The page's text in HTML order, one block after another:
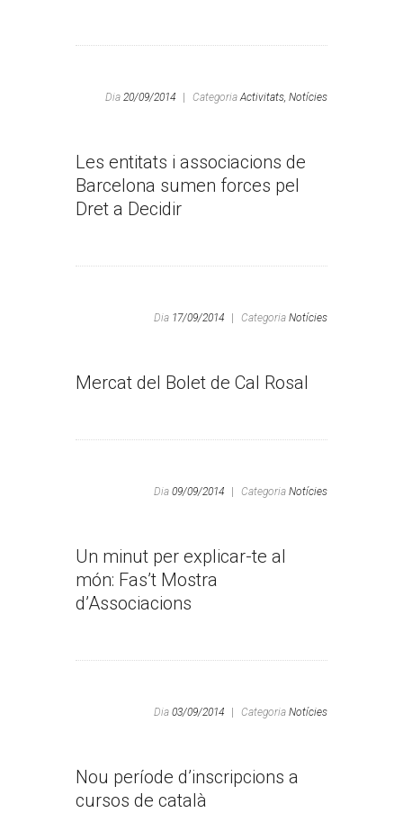
Dia 20/09/2014 CategoriaActivitats, Notícies
Les entitats i associacions de
Barcelona sumen forces pel
Dret a Decidir
Dia 17/09/2014 Categoria Notícies
Mercat del Bolet de Cal Rosal
Dia 09/09/2014 Categoria Notícies
Un minut per explicar-te al
món: Fas’t Mostra
d’Associacions
Dia 03/09/2014 Categoria Notícies
Nou període d’inscripcions a
cursos de català